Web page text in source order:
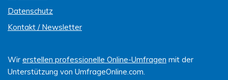
Datenschutz
Kontakt / Newsletter
Wir erstellen professionelle Online-Umfragen mit der
Unterstützung von UmfrageOnline.com.